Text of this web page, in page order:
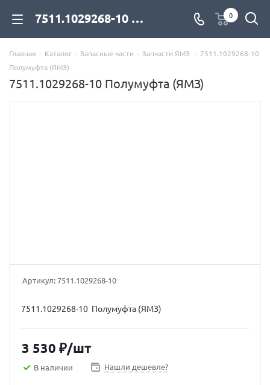
7511.1029268-10 Полумуфта (ЯМЗ) для дизельных двигателей купить со склада с доставкой по цене официального дилера - компания Дизель Экспорт 0
Главная - Каталог - Запасные части - Запчасти ЯМЗ - 7511.1029268-10
Полумуфта (ЯМЗ)
7511.1029268-10 Полумуфта (ЯМЗ)
Артикул:7511.1029268-10
7511.1029268-10 Полумуфта (ЯМЗ)
3 530 ₽/шт
В наличии Нашли дешевле?